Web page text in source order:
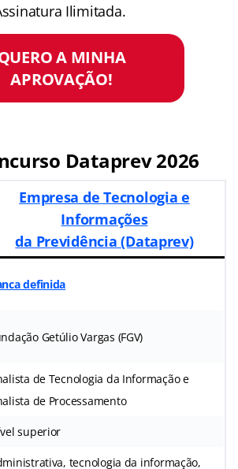
Ilimitada.
A MINHA
APROVAÇÃO!
Dataprev2026
Empresa de Tecnologia e
Informações
da Previdência (Dataprev)
definida
Getúlio Vargas (FGV)
de Tecnologia da Informação e
de Processamento
superior
tecnologia da informação,